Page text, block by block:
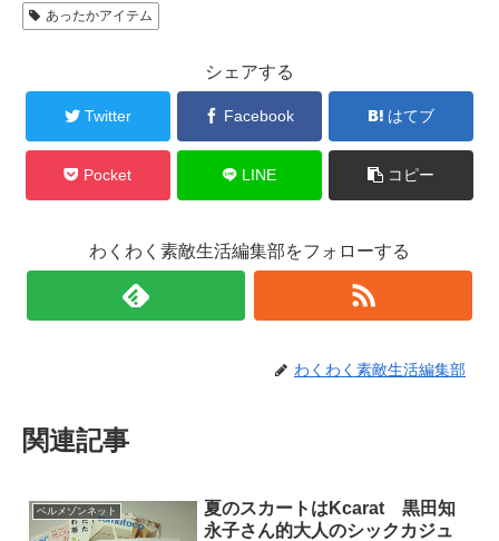
あったかアイテム
シェアする
Twitter Facebook はてブ
Pocket LINE コピー
わくわく素敵生活編集部をフォローする
わくわく素敵生活編集部
関連記事
ベルメゾンネット
夏のスカートはKcarat 黒田知
永子さん的大人のシックカジュ